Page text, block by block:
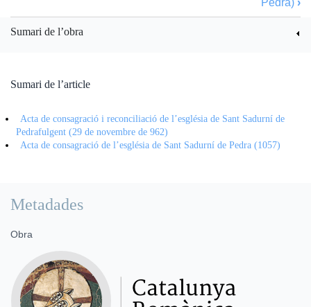
Sumari de l’obra
Sumari de l’article
Acta de consagració i reconciliació de l’església de Sant Sadurní de
Pedrafulgent (29 de novembre de 962)
Acta de consagració de l’església de Sant Sadurní de Pedra (1057)
Metadades
Obra